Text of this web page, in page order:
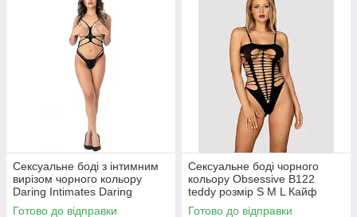
Сексуальне боді з інтимним
вирізом чорного кольору
Daring Intimates Daring
Intimates Strappy Open Cup
Готово до відправки
Сексуальне боді чорного
кольору Obsessive B122
teddy розмір S M L Кайф
Готово до відправки